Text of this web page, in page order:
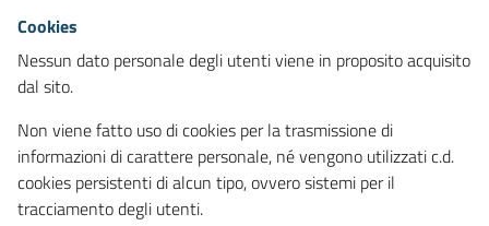
Cookies
Nessun dato personale degli utenti viene in proposito acquisito
dal sito.
Non viene fatto uso di cookies per la trasmissione di
informazioni di carattere personale, né vengono utilizzati c.d.
cookies persistenti di alcun tipo, ovvero sistemi per il
tracciamento degli utenti.